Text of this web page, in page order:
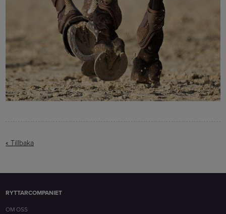
« Tillbaka
RYTTARCOMPANIET
OM OSS